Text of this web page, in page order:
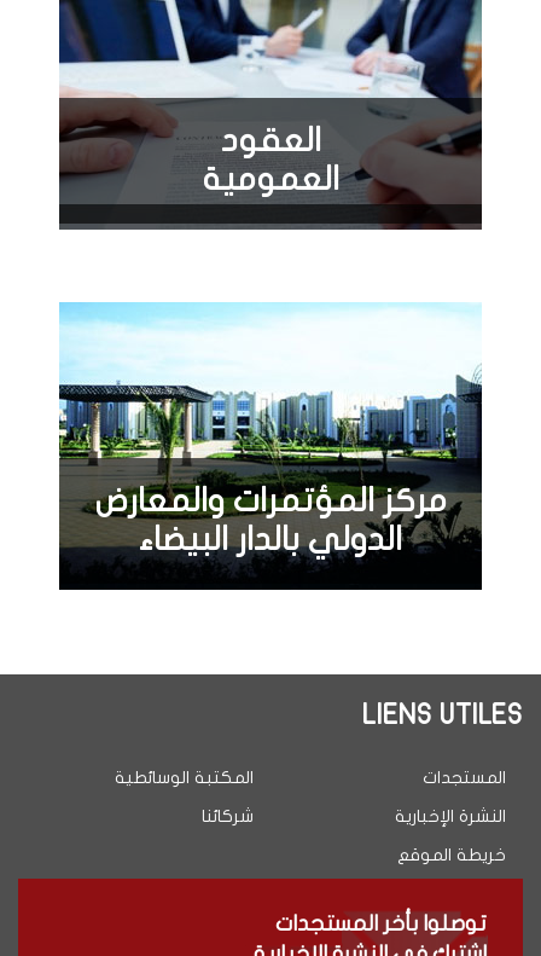
العقود
العمومية
مركز المؤتمرات والمعارض
الدولي بالدار البيضاء
LIENS UTILES
المستجدات
النشرة الإخبارية
خريطة الموقع
المكتبة الوسائطية
شركائنا
توصلوا بأخر المستجدات